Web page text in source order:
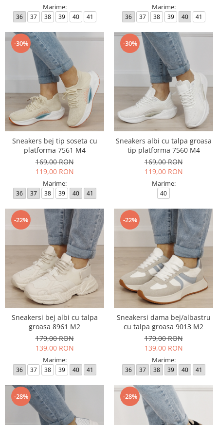
Marime:
36 37 38 39 40 41
Marime:
36 37 38 39 40 41
-30%
Sneakers bej tip soseta cu
platforma 7561 M4
169,00 RON
119,00 RON
Marime:
36 37 38 39 40 41
-30%
Sneakers albi cu talpa groasa
tip platforma 7560 M4
169,00 RON
119,00 RON
Marime:
40
-22%
Sneakersi bej albi cu talpa
groasa 8961 M2
179,00 RON
139,00 RON
Marime:
36 37 38 39 40 41
-22%
Sneakersi dama bej/albastru
cu talpa groasa 9013 M2
179,00 RON
139,00 RON
Marime:
36 37 38 39 40 41
-28% -28%